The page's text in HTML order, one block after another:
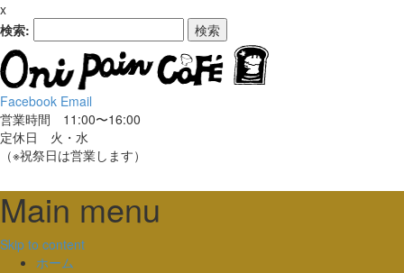
x
検索:
Facebook Email
営業時間 11:00〜16:00
定休日 火・水
（※祝祭日は営業します）
Main menu
Skip to content
ホーム